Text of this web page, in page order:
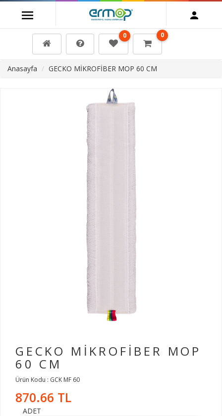
0 0
Anasayfa GECKO MİKROFİBER MOP 60 CM
GECKO MİKROFİBER MOP
60 CM
Ürün Kodu : GCK MF 60
870.66 TL
ADET